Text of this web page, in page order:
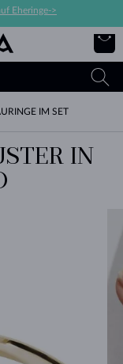
Eheringe->
IM SET
IN